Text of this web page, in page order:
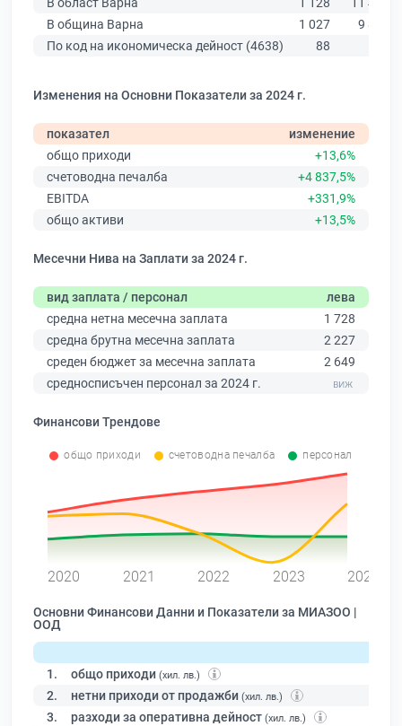
В област Варна 1 128
11 437
В община Варна
1 027
9 876
По код на икономическа дейност (4638)
88
Изменения на Основни Показатели за 2024 г.
показател
изменение
общо приходи
+13,6%
счетоводна печалба
+4 837,5%
EBITDA
+331,9%
общо активи
+13,5%
Месечни Нива на Заплати за 2024 г.
вид заплата / персонал
лева
средна нетна месечна заплата
1 728
средна брутна месечна заплата
2 227
среден бюджет за месечна заплата
2 649
средносписъчен персонал за 2024 г.
Финансови Трендове
общо приходи счетоводна печалба персонал
2020 2021 2022 2023 2024
Основни Финансови Данни и Показатели за МИАЗОО |
ООД
1. общо приходи (хил. лв.)
2. нетни приходи от продажби (хил. лв.)
3. разходи за оперативна дейност (хил. лв.)